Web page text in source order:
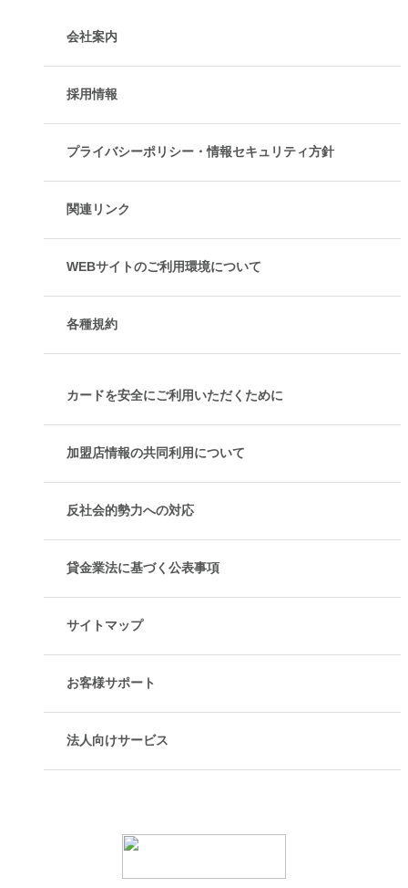
会社案内
採用情報
プライバシーポリシー・情報セキュリティ方針
関連リンク
WEBサイトのご利用環境について
各種規約
カードを安全にご利用いただくために
加盟店情報の共同利用について
反社会的勢力への対応
貸金業法に基づく公表事項
サイトマップ
お客様サポート
法人向けサービス